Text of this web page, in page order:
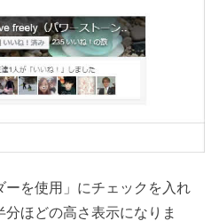
を使用」にチェックを入れ
ほどの高さ表示になりま